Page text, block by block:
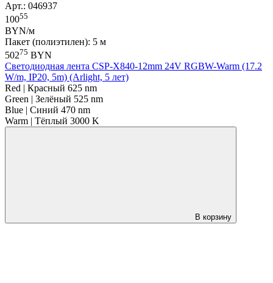
Арт.: 046937
10055
BYN/м
Пакет (полиэтилен): 5 м
50275 BYN
Светодиодная лента CSP-X840-12mm 24V RGBW-Warm (17.2
W/m, IP20, 5m) (Arlight, 5 лет)
Red | Красный 625 nm
Green | Зелёный 525 nm
Blue | Синий 470 nm
Warm | Тёплый 3000 K
В корзину